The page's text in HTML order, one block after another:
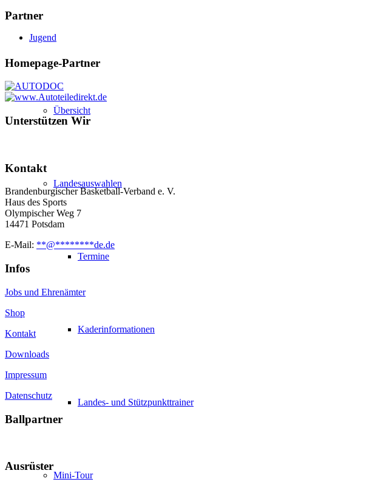
Jugend
Übersicht
Landesauswahlen
Termine
Kaderinformationen
Landes- und Stützpunkttrainer
Mini-Tour
Partner
Homepage-Partner
Unterstützen Wir
Kontakt
Brandenburgischer Basketball-Verband e. V.
Haus des Sports
Olympischer Weg 7
14471 Potsdam
E-Mail: **@********de.de
Infos
Jobs und Ehrenämter
Shop
Kontakt
Downloads
Impressum
Datenschutz
Ballpartner
Ausrüster